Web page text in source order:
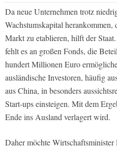
Da neue Unternehmen trotz
Wachstumskapital herankommen,
Markt zu etablieren, hilft der
fehlt es an großen Fonds, die
hundert Millionen Euro
ausländische Investoren, häufig
aus China, in besonders
Start-ups einsteigen. Mit dem
Ende ins Ausland verlagert wird.
Daher möchte